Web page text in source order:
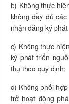
b) Không thực
không đầy đủ
nhận đăng ký
c) Không thực
ký phát triển
thụ theo quy định;
d) Không phối
trở hoạt động